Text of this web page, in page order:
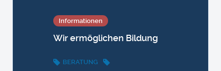
Informationen
Wir ermöglichen Bildung
BERATUNG